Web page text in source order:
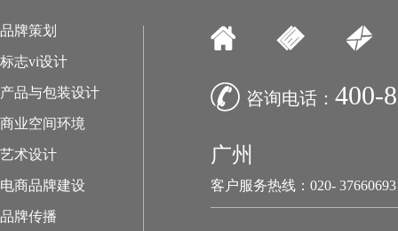
品牌策划
标志vi设计
产品与包装设计
商业空间环境
艺术设计
电商品牌建设
品牌传播
咨询电话： 400-
广州
客户服务热线：020- 37660693